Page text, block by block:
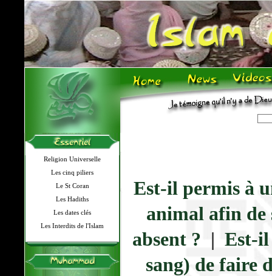
Religion Universelle
Les cinq piliers
Le St Coran
Les Hadiths
Les dates clés
Les Interdits de l'Islam
Est-il permis à
animal afin de
absent ? | Est-il
sang) de faire